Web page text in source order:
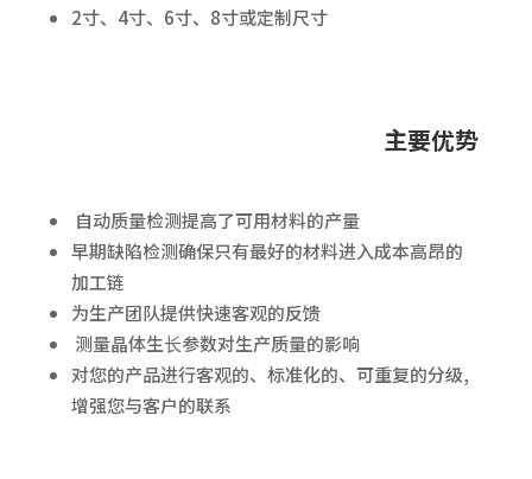
2寸、4寸、6寸、8寸或定制尺寸
主要优势
自动质量检测提高了可用材料的产量
早期缺陷检测确保只有最好的材料进入成本高昂的
加工链
为生产团队提供快速客观的反馈
测量晶体生⻓参数对生产质量的影响
对您的产品进行客观的、标准化的、可重复的分级,
增强您与客户的联系